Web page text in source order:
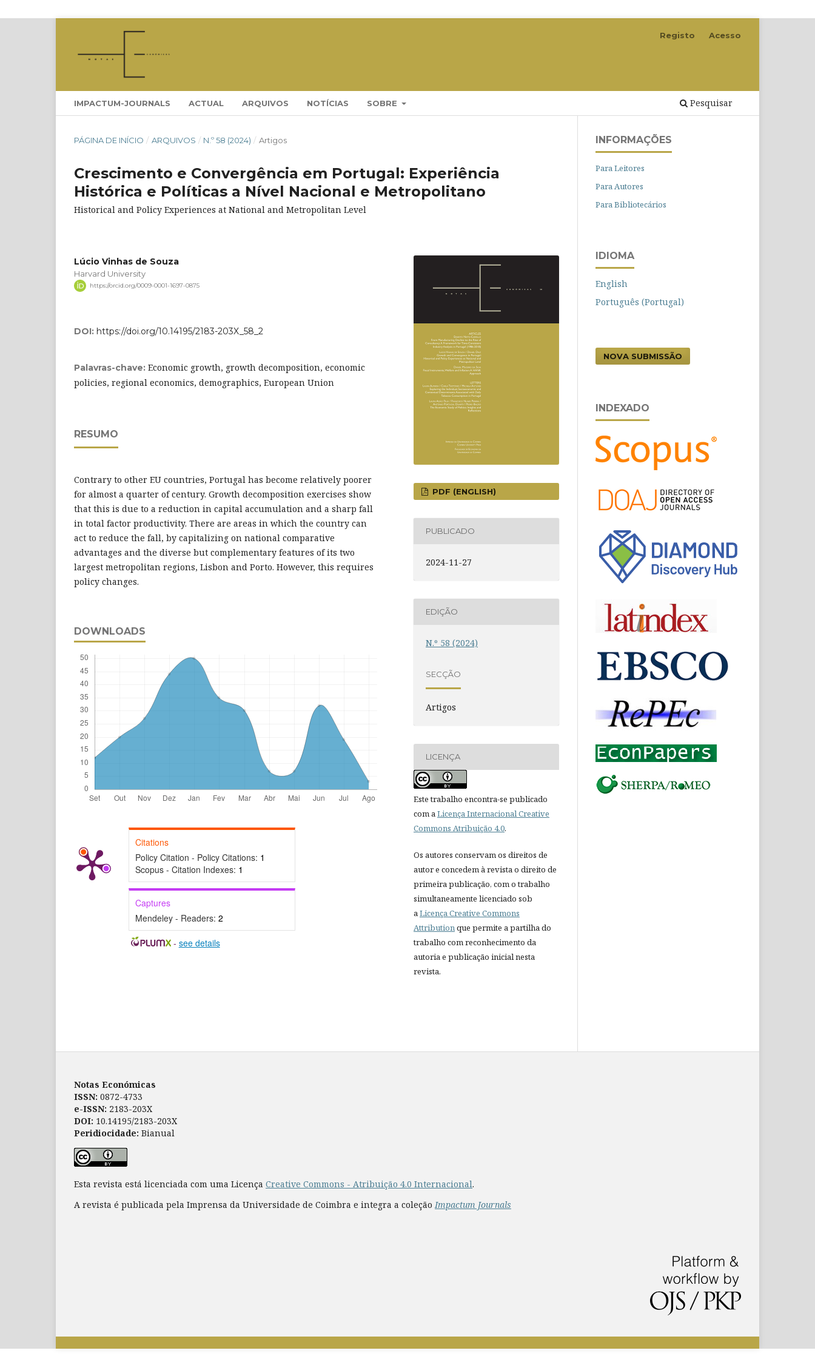
IMPACTUM-JOURNALS ACTUAL ARQUIVOS NOTÍCIAS SOBRE Pesquisar
Registo Acesso
PÁGINA DE INÍCIO / ARQUIVOS / N.º 58 (2024) / Artigos
Crescimento e Convergência em Portugal: Experiência
Histórica e Políticas a Nível Nacional e Metropolitano
Historical and Policy Experiences at National and Metropolitan Level
Lúcio Vinhas de Souza
Harvard University
https://orcid.org/0009-0001-1697-0875
DOI: https://doi.org/10.14195/2183-203X_58_2
Palavras-chave: Economic growth, growth decomposition, economic
policies, regional economics, demographics, European Union
RESUMO
Contrary to other EU countries, Portugal has become relatively poorer
for almost a quarter of century. Growth decomposition exercises show
that this is due to a reduction in capital accumulation and a sharp fall
in total factor productivity. There are areas in which the country can
act to reduce the fall, by capitalizing on national comparative
advantages and the diverse but complementary features of its two
largest metropolitan regions, Lisbon and Porto. However, this requires
policy changes.
DOWNLOADS
Citations
Policy Citation - Policy Citations: 1
Scopus - Citation Indexes: 1
Captures
Mendeley - Readers: 2
- see details
PDF (ENGLISH)
PUBLICADO
2024-11-27
EDIÇÃO
N.º 58 (2024)
SECÇÃO
Artigos
LICENÇA
Este trabalho encontra-se publicado
com aLicença Internacional Creative
Commons Atribuição 4.0.
Os autores conservam os direitos de
autor e concedem à revista o direito de
primeira publicação, com o trabalho
simultaneamente licenciado sob
aLicença Creative Commons
Attributionque permite a partilha do
trabalho com reconhecimento da
autoria e publicação inicial nesta
revista.
INFORMAÇÕES
Para Leitores
Para Autores
Para Bibliotecários
IDIOMA
English
Português (Portugal)
NOVA SUBMISSÃO
INDEXADO
Notas Económicas
ISSN: 0872-4733
e-ISSN: 2183-203X
DOI: 10.14195/2183-203X
Peridiocidade: Bianual
Esta revista está licenciada com uma Licença Creative Commons - Atribuição 4.0 Internacional.
A revista é publicada pela Imprensa da Universidade de Coimbra e integra a coleçãoImpactum Journals